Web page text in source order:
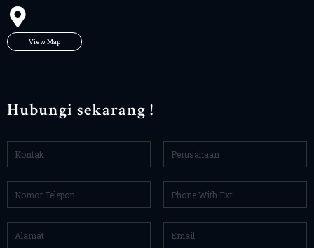
View Map
Hubungi sekarang !